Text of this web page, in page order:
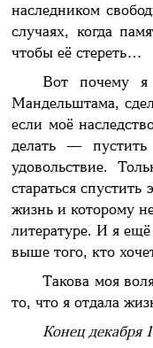
наследником
случаях, когда
чтобы её стереть…
Вот почему я
Мандельштама,
если моё
делать —
удовольствие.
стараться
жизнь и которому
литературе. И я
выше того, кто
Такова моя
то, что я отдала
Конец декабря